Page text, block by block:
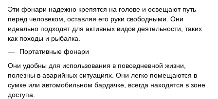
Эти фонари надежно крепятся на голове и освещают путь
перед человеком, оставляя его руки свободными. Они
идеально подходят для активных видов деятельности, таких
как походы и рыбалка.
Портативные фонари
Они удобны для использования в повседневной жизни,
полезны в аварийных ситуациях. Они легко помещаются в
сумке или автомобильном бардачке, всегда находятся в зоне
доступа.